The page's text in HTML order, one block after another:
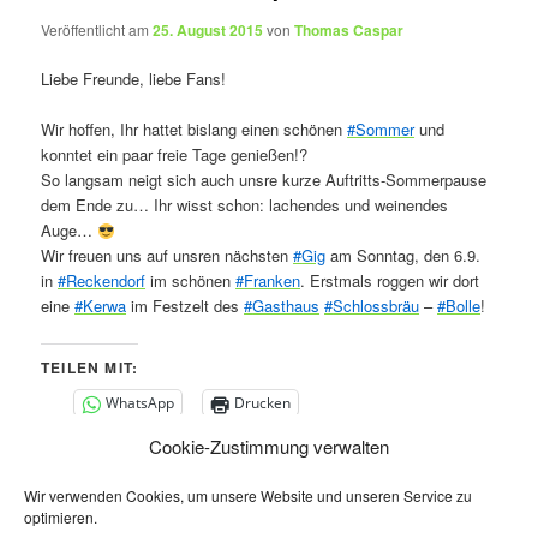
Cookie-Zustimmung verwalten
Wir verwenden Cookies, um unsere Website und unseren Service zu
optimieren.
Veröffentlicht am25. August 2015 vonThomas Caspar
Liebe Freunde, liebe Fans!
Wir hoffen, Ihr hattet bislang einen schönen‪#‎Sommer‬und
konntet ein paar freie Tage genießen!?
So langsam neigt sich auch unsre kurze Auftritts-Sommerpause
dem Ende zu… Ihr wisst schon: lachendes und weinendes
Auge…
Wir freuen uns auf unsren nächsten‪#‎Gig‬ am Sonntag, den 6.9.
in‪#‎Reckendorf‬ im schönen‪#‎Franken‬. Erstmals roggen wir dort
eine‪#‎Kerwa‬ im Festzelt des‪#‎Gasthaus‬ ‪#‎Schlossbräu‬ –‪#‎Bolle‬!
TEILEN MIT:
WhatsApp Drucken